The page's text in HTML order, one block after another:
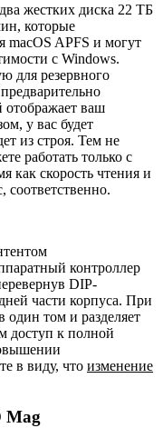
жестких диска 22 ТБ
которые
macOS APFS и могут
с Windows.
для резервного
ваш
у вас будет
из строя. Тем не
работать только с
как скорость чтения и
контроллер
DIP-
части корпуса. При
один том и разделяет
доступ к полной
в виду, что изменение
Mag